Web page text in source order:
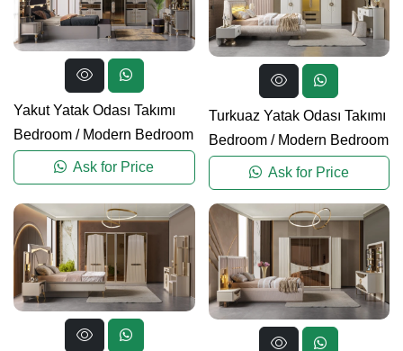
Yakut Yatak Odası Takımı
Bedroom / Modern Bedroom
Ask for Price
Turkuaz Yatak Odası Takımı
Bedroom/ Modern Bedroom
Ask for Price